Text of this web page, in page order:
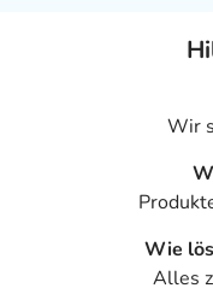
Wir
Wie
Alles